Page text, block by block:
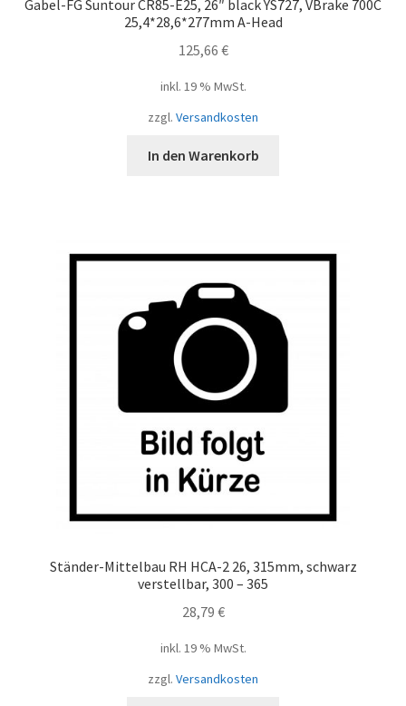
Gabel-FG Suntour CR85-E25, 26″ black YS727, VBrake 700C
25,4*28,6*277mm A-Head
125,66 €
inkl. 19 % MwSt.
zzgl. Versandkosten
In den Warenkorb
Ständer-Mittelbau RH HCA-2 26, 315mm, schwarz
verstellbar, 300 – 365
28,79 €
inkl. 19 % MwSt.
zzgl. Versandkosten